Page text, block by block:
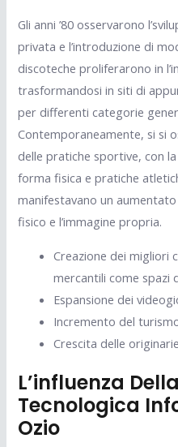
Gli anni ’80 osservarono
privata e l’introduzione di
discoteche proliferarono in
trasformandosi in siti di
per differenti categorie
Contemporaneamente, si si
delle pratiche sportive, con
forma fisica e pratiche
manifestavano un
fisico e l’immagine propria.
Creazione dei migliori
mercantili come spazi
Espansione dei
Incremento del
Crescita delle
L’influenza
Tecnologica
Ozio